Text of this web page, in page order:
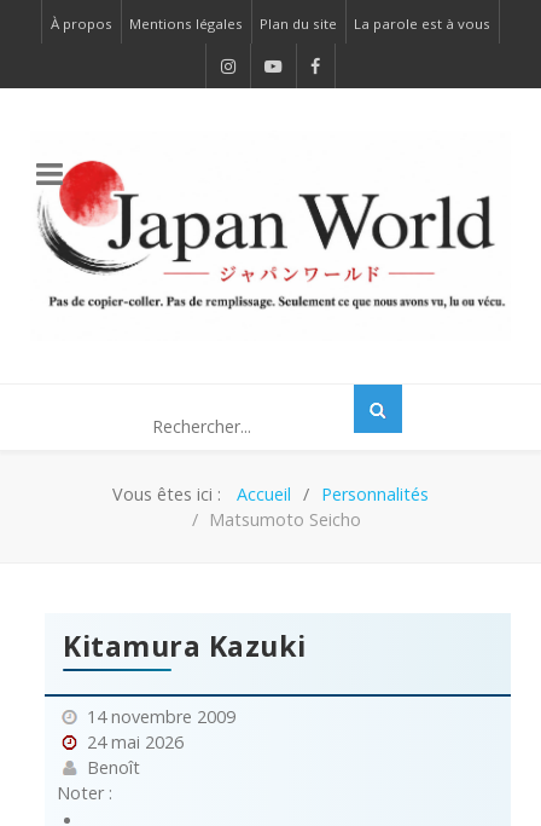
À propos Mentions légales Plan du site La parole est à vous
Vous êtes ici : Accueil
Personnalités
Matsumoto Seicho
Kitamura Kazuki
14 novembre 2009
24 mai 2026
Benoît
Noter :